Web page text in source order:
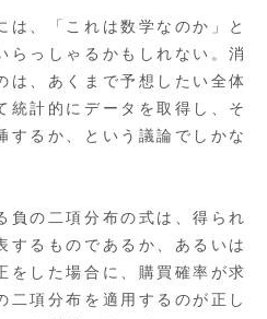
は、「これは数学なのか」と
らっしゃるかもしれない。消
は、あくまで予想したい全体
統計的にデータを取得し、そ
するか、という議論でしかな
負の二項分布の式は、得られ
するものであるか、あるいは
をした場合に、購買確率が求
二項分布を適用するのが正し